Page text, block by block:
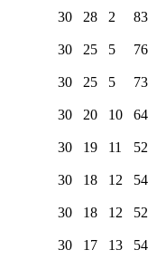
30 28 2 83
30 25 5 76
30 25 5 73
30 20 10 64
30 19 11 52
30 18 12 54
30 18 12 52
30 17 13 54